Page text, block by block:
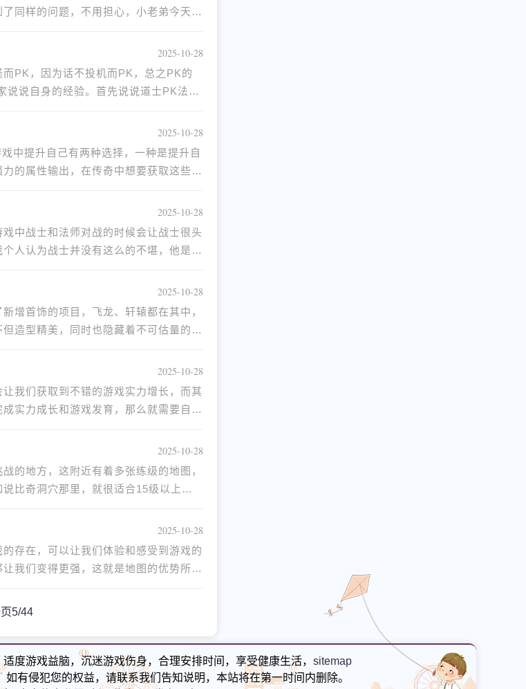
同样的问题，不用担心，小老弟今天为
PK，因为话不投机而PK，总之PK的
说自身的经验。首先说说道士PK法师
2025-10-28
中提升自己有两种选择，一种是提升自
的属性输出，在传奇中想要获取这些高
2025-10-28
中战士和法师对战的时候会让战士很头
人认为战士并没有这么的不堪，他是有
2025-10-28
增首饰的项目，飞龙、轩辕都在其中，
造型精美，同时也隐藏着不可估量的魔
2025-10-28
我们获取到不错的游戏实力增长，而其
实力成长和游戏发育，那么就需要自己
2025-10-28
的地方，这附近有着多张练级的地图，
比奇洞穴那里，就很适合15级以上的
2025-10-28
存在，可以让我们体验和感受到游戏的
我们变得更强，这就是地图的优势所
2025-10-28
5/44
度游戏益脑，沉迷游戏伤身，合理安排时间，享受健康生活， sitemap
有侵犯您的权益，请联系我们告知说明，本站将在第一时间内删除。